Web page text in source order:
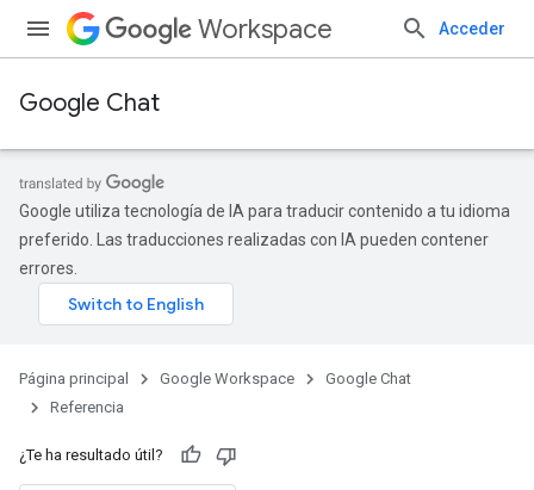
Workspace Acceder
Google Chat
Google utiliza tecnología de IA para traducir contenido a tu idioma
preferido. Las traducciones realizadas con IA pueden contener
errores.
Página principal Google Workspace
Google Chat
Referencia
¿Te ha resultado útil?